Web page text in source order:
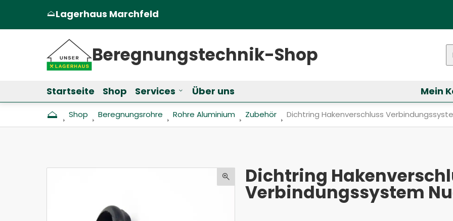
Lagerhaus Marchfeld
(Öffnet in einem neuen Tab oder Fenster)
Beregnungs­technik-Shop
Startseite Shop Services Untermenü für &bdquo;Services&ldquo; anzeigen
Über uns Mein
Shop Beregnungs­rohre Rohre Aluminium Zubehör Aktuell: Dichtring Hakenverschluss
Dichtring Hakenverschluss
Dichtring
Verbindungssystem